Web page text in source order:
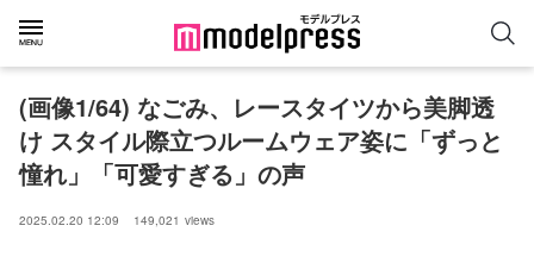
(画像1/64) なごみ、レースタイツから美脚透
け スタイル際立つルームウェア姿に「ずっと
憧れ」「可愛すぎる」の声
2025.02.20 12:09 149,021 views